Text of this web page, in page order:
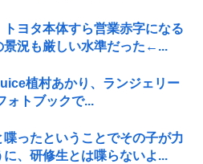
トヨタ本体すら営業赤字になる
景況も厳しい水準だった←...
植村あかり、ランジェリー
ォトブックで...
ったということでその子が力
、研修生とは喋らないよ...